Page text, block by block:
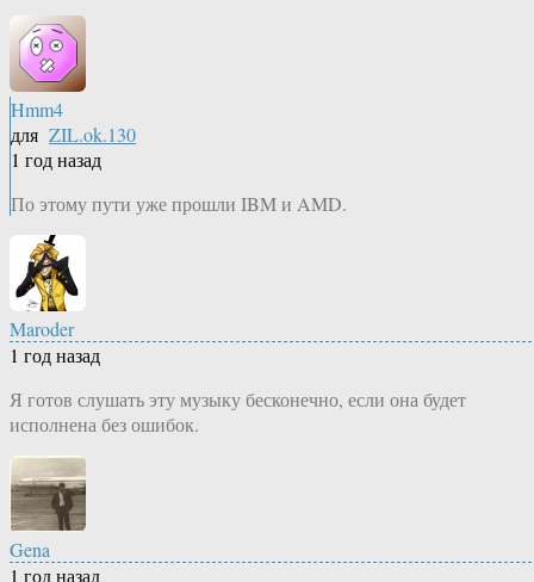
Hmm4
для ZIL.ok.130
1 год назад
По этому пути уже прошли IBM и AMD.
Maroder
1 год назад
Я готов слушать эту музыку бесконечно, если она будет
исполнена без ошибок.
Gena
1 год назад